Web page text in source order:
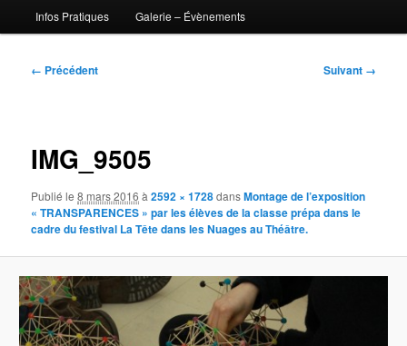
Infos Pratiques Galerie – Évènements
Navigation
← Précédent Suivant →
IMG_9505
Publié le8 mars 2016 à2592 × 1728dansMontage de l’exposition
« TRANSPARENCES » par les élèves de la classe prépa dans le
cadre du festival La Tête dans les Nuages au Théâtre.